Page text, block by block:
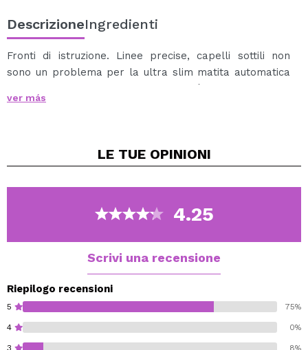
DescrizioneIngredienti
Fronti di istruzione. Linee precise, capelli sottili non
sono un problema per la ultra slim matita automatica
con un pennello sottile. La texture è impermeabile e
duraturo. La miniera ha un diametro di 1,5 mm per
ver más
LE TUE OPINIONI
4.25
Scrivi una recensione
Riepilogo recensioni
5 75%
4 0%
3 8%